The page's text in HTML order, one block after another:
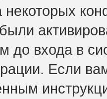
до входа в
Если